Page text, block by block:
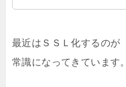
最近はＳＳＬ化するのが
常識になってきています。